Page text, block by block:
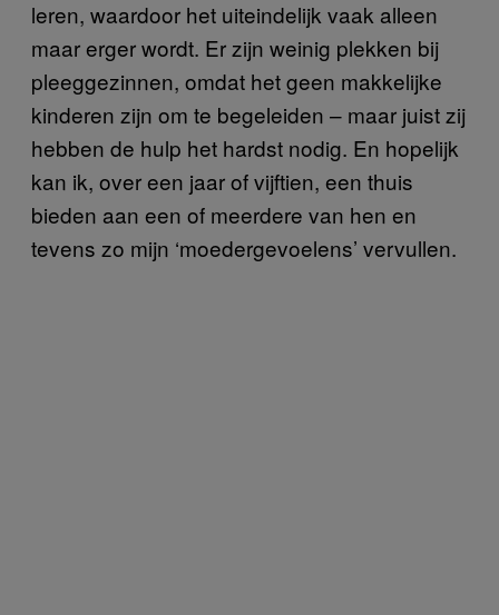
leren, waardoor het uiteindelijk vaak alleen
maar erger wordt. Er zijn weinig plekken bij
pleeggezinnen, omdat het geen makkelijke
kinderen zijn om te begeleiden – maar juist zij
hebben de hulp het hardst nodig. En hopelijk
kan ik, over een jaar of vijftien, een thuis
bieden aan een of meerdere van hen en
tevens zo mijn ‘moedergevoelens’ vervullen.